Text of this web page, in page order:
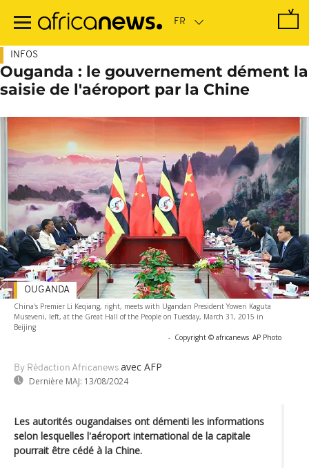
contenu
INFOS
Ouganda : le gouvernement dément la
saisie de l'aéroport par la Chine
China's Premier Li Keqiang, right, meets with Ugandan President Yoweri Kaguta
Museveni, left, at the Great Hall of the People on Tuesday, March 31, 2015 in
Beijing
- Copyright © africanews AP Photo
By Rédaction Africanews avec AFP
Dernière MAJ: 13/08/2024
OUGANDA
Les autorités ougandaises ont démenti les informations
selon lesquelles l'aéroport international de la capitale
pourrait être cédé à la Chine.